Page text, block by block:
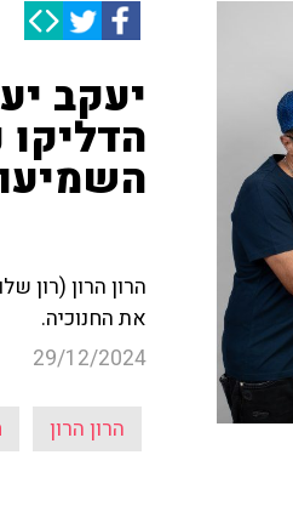
יעקב
הדליקו
הרון הרון (רון
את החנוכיה.
29/12/2024
הרון הרון